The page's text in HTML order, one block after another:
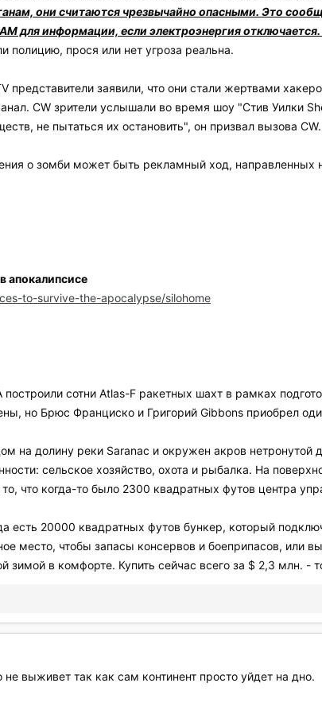
они считаются чрезвычайно опасными. Это
для информации, если электроэнергия отключается.
полицию, прося или нет угроза реальна.
представители заявили, что они стали жертвами
CW зрители услышали во время шоу "Стив Уилки
не пытаться их остановить", он призвал вызова CW.
о зомби может быть рекламный ход, направленных
апокалипсисе
to-survive-the-apocalypse/silohome
сотни Atlas-F ракетных шахт в рамках
но Брюс Франциско и Григорий Gibbons приобрел
на долину реки Saranac и окружен акров нетронутой
сельское хозяйство, охота и рыбалка. На
что когда-то было 2300 квадратных футов центра
есть 20000 квадратных футов бункер, который
место, чтобы запасы консервов и боеприпасов,
зимой в комфорте. Купить сейчас всего за $ 2,3 млн. -
выживет так как сам континент просто уйдет на дно.